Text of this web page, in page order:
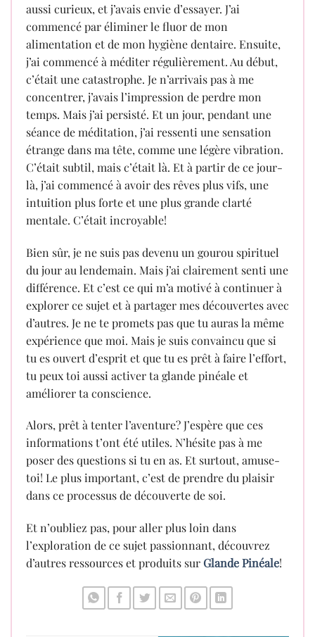
aussi curieux, et j’avais envie d’essayer. J’ai
commencé par éliminer le fluor de mon
alimentation et de mon hygiène dentaire. Ensuite,
j’ai commencé à méditer régulièrement. Au début,
c’était une catastrophe. Je n’arrivais pas à me
concentrer, j’avais l’impression de perdre mon
temps. Mais j’ai persisté. Et un jour, pendant une
séance de méditation, j’ai ressenti une sensation
étrange dans ma tête, comme une légère vibration.
C’était subtil, mais c’était là. Et à partir de ce jour-
là, j’ai commencé à avoir des rêves plus vifs, une
intuition plus forte et une plus grande clarté
mentale. C’était incroyable!
Bien sûr, je ne suis pas devenu un gourou spirituel
du jour au lendemain. Mais j’ai clairement senti une
différence. Et c’est ce qui m’a motivé à continuer à
explorer ce sujet et à partager mes découvertes avec
d’autres. Je ne te promets pas que tu auras la même
expérience que moi. Mais je suis convaincu que si
tu es ouvert d’esprit et que tu es prêt à faire l’effort,
tu peux toi aussi activer ta glande pinéale et
améliorer ta conscience.
Alors, prêt à tenter l’aventure? J’espère que ces
informations t’ont été utiles. N’hésite pas à me
poser des questions si tu en as. Et surtout, amuse-
toi! Le plus important, c’est de prendre du plaisir
dans ce processus de découverte de soi.
Et n’oubliez pas, pour aller plus loin dans
l’exploration de ce sujet passionnant, découvrez
d’autres ressources et produits sur Glande Pinéale!